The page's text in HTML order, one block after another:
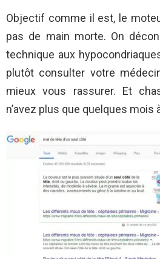
Objectif comme il est, le
pas de main morte. On
technique aux
plutôt consulter votre
mieux vous rassurer. Et
n’avez plus que quelques mois